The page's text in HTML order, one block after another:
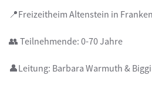
📍Freizeitheim Altenstein in Franken
👥 Teilnehmende: 0-70 Jahre
👤Leitung: Barbara Warmuth &